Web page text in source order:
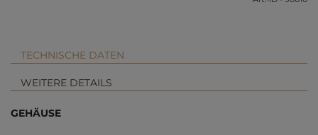
TECHNISCHE DATEN
WEITERE DETAILS
GEHÄUSE